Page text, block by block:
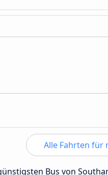
Alle Fahrten für
Bus von